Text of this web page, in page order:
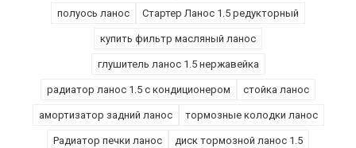
полуось ланос Стартер Ланос 1.5 редукторный
купить фильтр масляный ланос
глушитель ланос 1.5 нержавейка
радиатор ланос 1.5 с кондиционером стойка ланос
амортизатор задний ланос тормозные колодки ланос
Радиатор печки ланос диск тормозной ланос 1.5